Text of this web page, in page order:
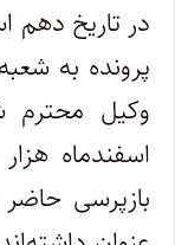
در تاریخ دهم
پرونده به
وکیل محترم
اسفندماه
بازپرسی